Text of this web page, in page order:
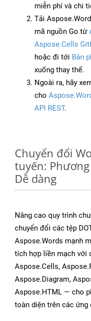
miễn phí và chi
Tải
mã nguồn Go từ
Aspose.Cells
hoặc đi tới Bản
xuống thay thế.
Ngoài ra, hãy
cho
API REST.
Chuyển đổi
tuyến:
Dễ dàng
Nâng cao quy trình
chuyển đổi các tệp
Aspose.Words mạnh
tích hợp liền mạch với
Aspose.Cells,
Aspose.Diagram,
Aspose.HTML — cho
toàn diện trên các ứng